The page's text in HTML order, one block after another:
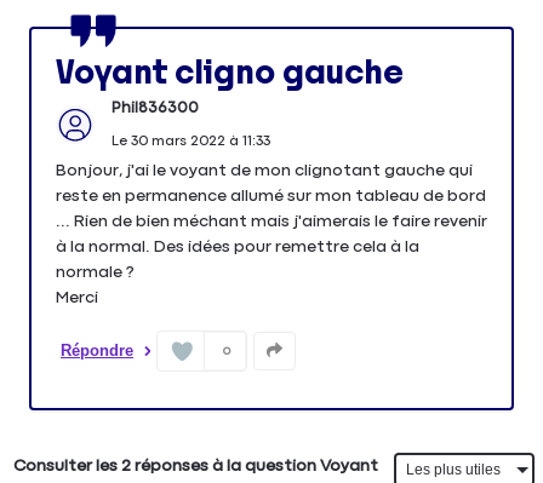
Voyant cligno gauche
Phil836300
Le 30 mars 2022à 11:33
Bonjour, j'ai le voyant de mon clignotant gauche qui
reste en permanence allumé sur mon tableau de bord
... Rien de bien méchant mais j'aimerais le faire revenir
à la normal. Des idées pour remettre cela à la
normale ?
Répondre 0
Consulter les 2 réponses à la question Voyant